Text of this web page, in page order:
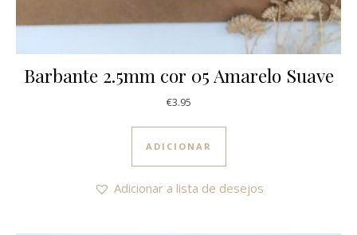
Barbante 2.5mm cor 05 Amarelo Suave
€3.95
ADICIONAR
Adicionar a lista de desejos